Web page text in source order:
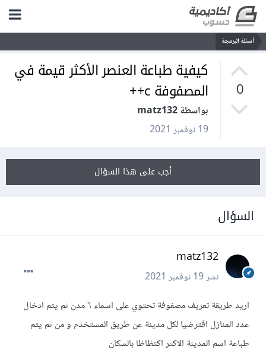
أسئلة البرمجة
0
كيفية طباعة العنصر الأكثر قيمة في
المصفوفة c++
بواسطة matz132
19 نوفمبر 2021
أجب على هذا السؤال
السؤال
matz132
نشر19 نوفمبر 2021
اريد طريقة تعريف مصفوفة تحتوي على اسماء ٦ مدن ثم يتم ادخال
عدد المنازل افترضيا لكل مدينة عن طريق المستخدم و من ثم يتم
طباعة اسم المدينة الاكثر اكتظاظا بالسكان